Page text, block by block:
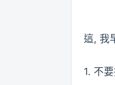
這, 我
1. 不